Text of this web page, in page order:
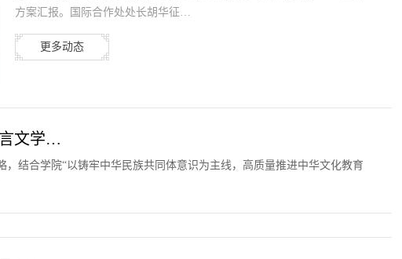
方案汇报。国际合作处处长胡华征…
更多动态
文学…
，结合学院“以铸牢中华民族共同体意识为主线，高质量推进中华文化教育